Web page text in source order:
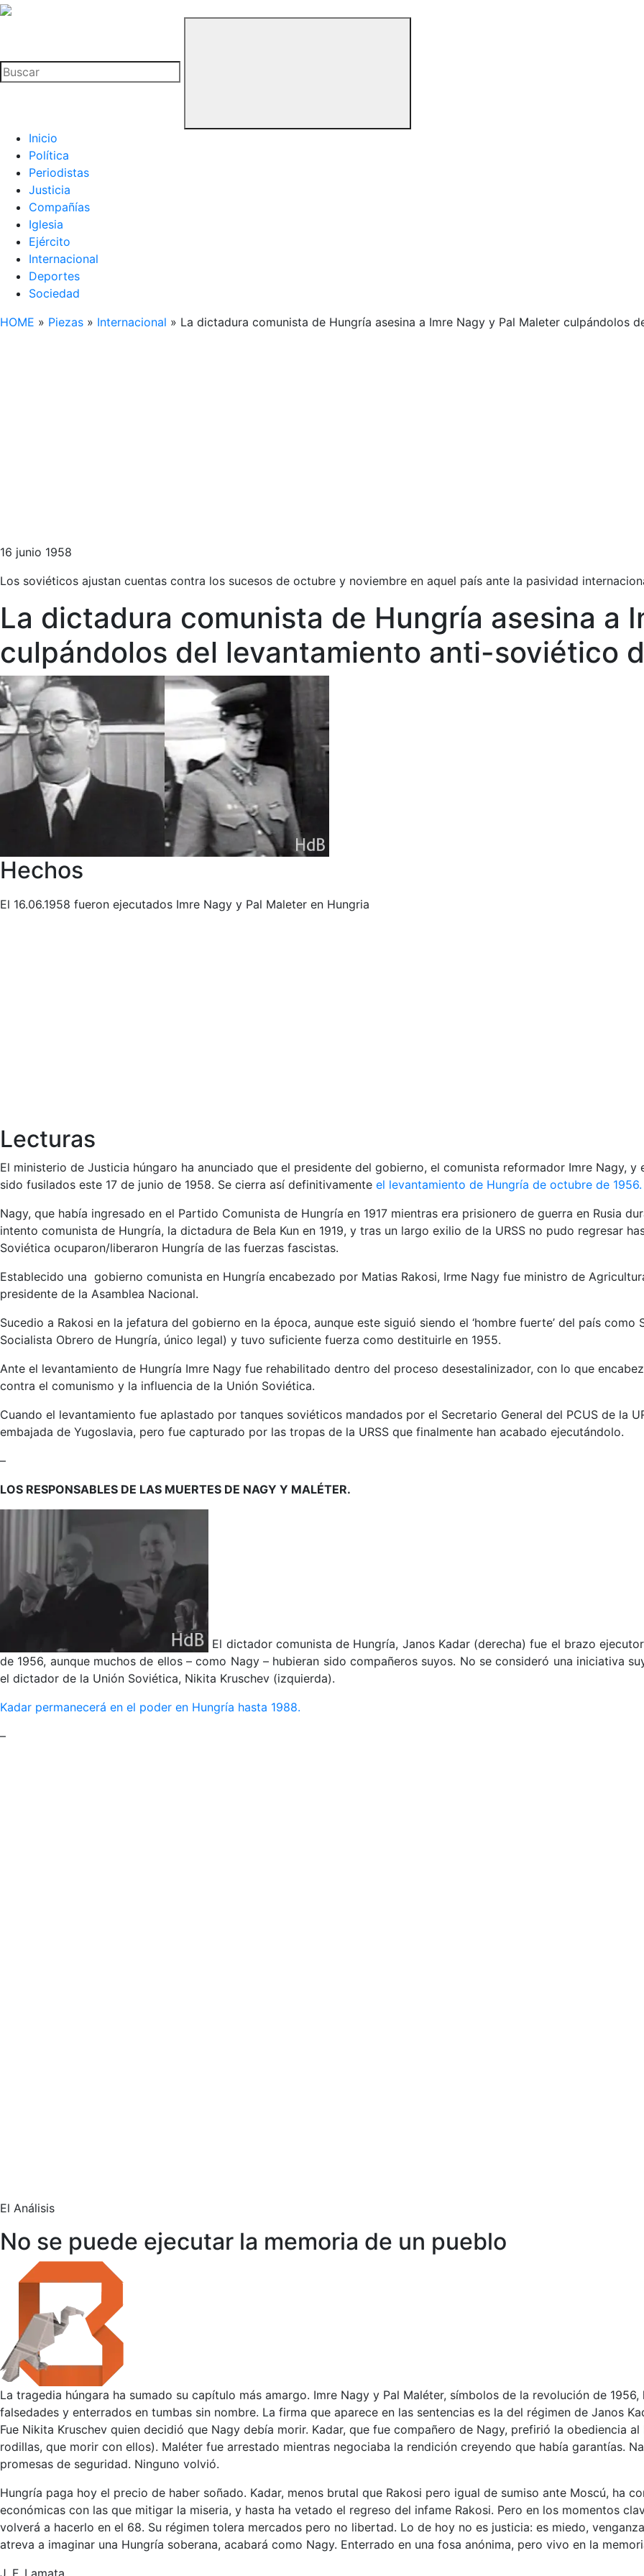
La
Buitre
Inicio
Política
Periodistas
Justicia
Compañías
Iglesia
Ejército
Internacional
Deportes
Sociedad
HOME » Piezas » Internacional » La dictadura comunista de Hungría asesina a Imre Nagy y Pal Maleter culpándolos
16 junio 1958
Los soviéticos ajustan cuentas contra los sucesos de octubre y noviembre en aquel país ante la pasividad
La dictadura comunista de Hungría asesina a
culpándolos del levantamiento anti-soviético
Hechos
El 16.06.1958 fueron ejecutados Imre Nagy y Pal Maleter en Hungria
Lecturas
El ministerio de Justicia húngaro ha anunciado que el presidente del gobierno, el comunista reformador Imre Nagy, y
sido fusilados este 17 de junio de 1958. Se cierra así definitivamente el levantamiento de Hungría de octubre de 1956.
Nagy, que había ingresado en el Partido Comunista de Hungría en 1917 mientras era prisionero de guerra en Rusia
intento comunista de Hungría, la dictadura de Bela Kun en 1919, y tras un largo exilio de la URSS no pudo regresar
Soviética ocuparon/liberaron Hungría de las fuerzas fascistas.
Establecido una gobierno comunista en Hungría encabezado por Matias Rakosi, Irme Nagy fue ministro de
presidente de la Asamblea Nacional.
Sucedio a Rakosi en la jefatura del gobierno en la época, aunque este siguió siendo el ‘hombre fuerte’ del país
Socialista Obrero de Hungría, único legal) y tuvo suficiente fuerza como destituirle en 1955.
Ante el levantamiento de Hungría Imre Nagy fue rehabilitado dentro del proceso desestalinizador, con lo que
contra el comunismo y la influencia de la Unión Soviética.
Cuando el levantamiento fue aplastado por tanques soviéticos mandados por el Secretario General del PCUS de la
embajada de Yugoslavia, pero fue capturado por las tropas de la URSS que finalmente han acabado ejecutándolo.
–
LOS RESPONSABLES DE LAS MUERTES DE NAGY Y MALÉTER.
El dictador comunista de Hungría, Janos Kadar (derecha) fue el brazo
de 1956, aunque muchos de ellos – como Nagy – hubieran sido compañeros suyos. No se consideró una iniciativa
el dictador de la Unión Soviética, Nikita Kruschev (izquierda).
Kadar permanecerá en el poder en Hungría hasta 1988.
–
El Análisis
No se puede ejecutar la memoria de un pueblo
La tragedia húngara ha sumado su capítulo más amargo. Imre Nagy y Pal Maléter, símbolos de la revolución de
falsedades y enterrados en tumbas sin nombre. La firma que aparece en las sentencias es la del régimen de Janos
Fue Nikita Kruschev quien decidió que Nagy debía morir. Kadar, que fue compañero de Nagy, prefirió la obediencia
rodillas, que morir con ellos). Maléter fue arrestado mientras negociaba la rendición creyendo que había garantías.
promesas de seguridad. Ninguno volvió.
Hungría paga hoy el precio de haber soñado. Kadar, menos brutal que Rakosi pero igual de sumiso ante Moscú, ha
económicas con las que mitigar la miseria, y hasta ha vetado el regreso del infame Rakosi. Pero en los momentos
volverá a hacerlo en el 68. Su régimen tolera mercados pero no libertad. Lo de hoy no es justicia: es miedo,
atreva a imaginar una Hungría soberana, acabará como Nagy. Enterrado en una fosa anónima, pero vivo en la
J. F. Lamata